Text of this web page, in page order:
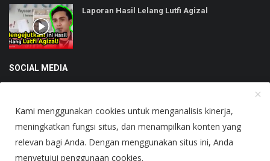
Laporan Hasil Lelang Lutfi Agizal
SOCIAL MEDIA
Copyright © 2025 Heboh - All Rights Reserved.
Kami menggunakan cookies untuk menganalisis kinerja,
meningkatkan fungsi situs, dan menampilkan konten yang
relevan bagi Anda. Dengan menggunakan situs ini, Anda
menyetujui penggunaan cookies.